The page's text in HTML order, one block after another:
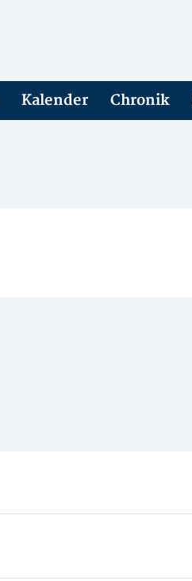
Kalender Chronik